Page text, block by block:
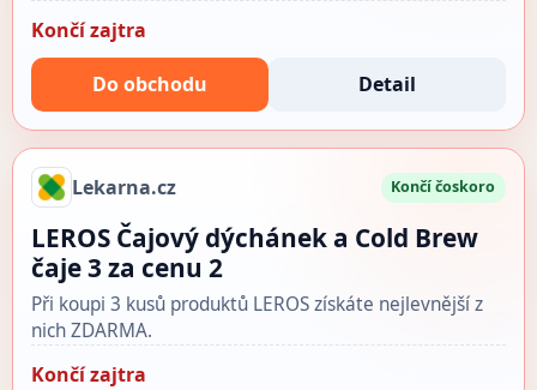
Končí zajtra
Do obchodu Detail
Lekarna.cz Končí čoskoro
LEROS Čajový dýchánek a Cold Brew
čaje 3 za cenu 2
Při koupi 3 kusů produktů LEROS získáte nejlevnější z
nich ZDARMA.
Končí zajtra